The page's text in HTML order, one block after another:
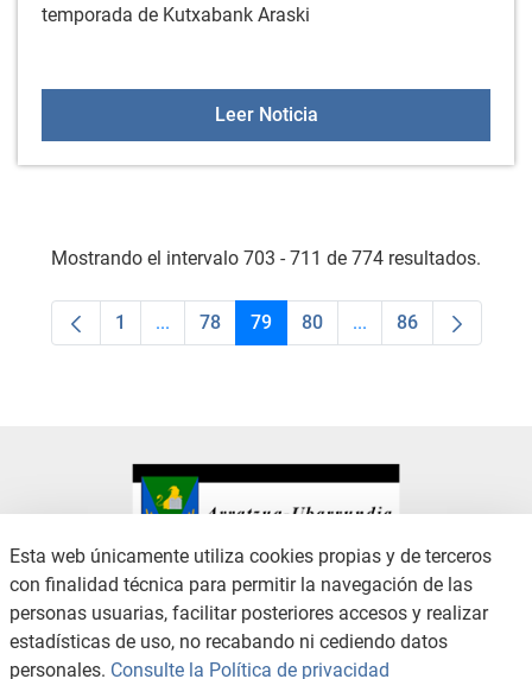
temporada de Kutxabank Araski
Leer NoticiaPrimer partido de la
Mostrando el intervalo 703 - 711 de 774 resultados.
Página
1 ...Páginas intermedias Use TAB para
Página
78 Página
79 Página
80 ...PáginasPágina
86
CONTACTO
AVISO LEGAL
CANAL DE DENUNCIAS
POLÍTICA DE PRIVACIDAD
POLÍTICA DE COOKIES
ACCESIBILIDAD
Esta web únicamente utiliza cookies propias y de terceros
con finalidad técnica para permitir la navegación de las
personas usuarias, facilitar posteriores accesos y realizar
estadísticas de uso, no recabando ni cediendo datos
personales. Consulte la Política de privacidad